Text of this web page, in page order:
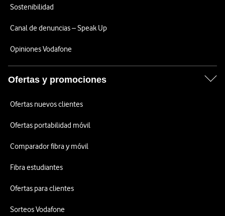
Sostenibilidad
Canal de denuncias – Speak Up
Opiniones Vodafone
Ofertas y promociones
Ofertas nuevos clientes
Ofertas portabilidad móvil
Comparador fibra y móvil
Fibra estudiantes
Ofertas para clientes
Sorteos Vodafone